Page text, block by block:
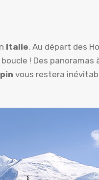
Italie. Au départ des
! Des panoramas
vous restera